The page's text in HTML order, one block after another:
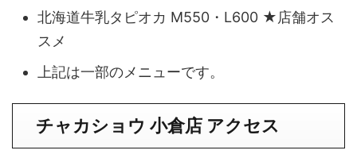
北海道牛乳タピオカ M550・L600 ★店舗オス
スメ
上記は一部のメニューです。
チャカショウ 小倉店 アクセス